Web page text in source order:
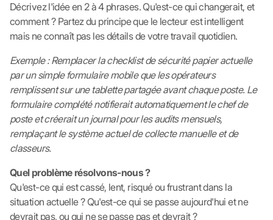
Décrivez l'idée en 2 à 4 phrases. Qu'est-ce qui changerait, et
comment ? Partez du principe que le lecteur est intelligent
mais ne connaît pas les détails de votre travail quotidien.
Exemple : Remplacer la checklist de sécurité papier actuelle
par un simple formulaire mobile que les opérateurs
remplissent sur une tablette partagée avant chaque poste. Le
formulaire complété notifierait automatiquement le chef de
poste et créerait un journal pour les audits mensuels,
remplaçant le système actuel de collecte manuelle et de
classeurs.
Quel problème résolvons-nous ?
Qu'est-ce qui est cassé, lent, risqué ou frustrant dans la
situation actuelle ? Qu'est-ce qui se passe aujourd'hui et ne
devrait pas, ou qui ne se passe pas et devrait ?